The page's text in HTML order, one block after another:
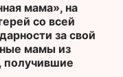
мама», на
со всей
за свой
мамы из
получившие